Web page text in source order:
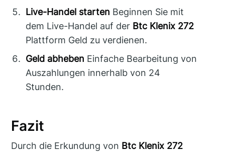
Live-Handel starten Beginnen Sie mit
dem Live-Handel auf der Btc Klenix 272
Plattform Geld zu verdienen.
Geld abheben Einfache Bearbeitung von
Auszahlungen innerhalb von 24
Stunden.
Fazit
Durch die Erkundung von Btc Klenix 272